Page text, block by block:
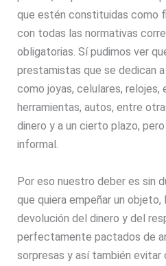
que estén constituidas como
con todas las normativas
obligatorias. Sí pudimos ver
prestamistas que se dedican
como joyas, celulares,
herramientas, autos, entre
dinero y a un cierto plazo,
informal.
Por eso nuestro deber es sin
que quiera empeñar un
devolución del dinero y del
perfectamente pactados de
sorpresas y así también evitar